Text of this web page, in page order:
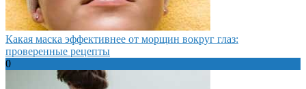
Какая маска эффективнее от морщин вокруг глаз:
проверенные рецепты
0